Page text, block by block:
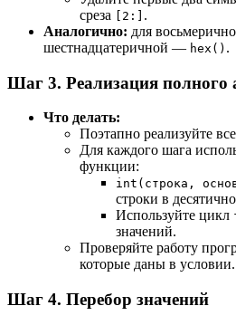
среза
[2:] .
Аналогично: для
шестнадцатеричной — hex() .
Шаг 3. Реализация полного
Что делать:
Поэтапно реализуйте
Для каждого шага
функции:
int(строка,
строки в
Используйте цикл
значений.
Проверяйте работу
которые даны в условии.
Шаг 4. Перебор значений